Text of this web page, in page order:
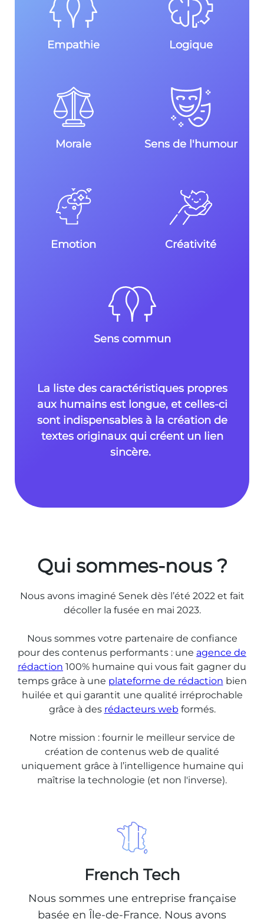
Empathie Logique
Morale Sens de l'humour
Emotion Créativité
Sens commun
La liste des caractéristiques propres
aux humains est longue, et celles-ci
sont indispensables à la création de
textes originaux qui créent un lien
sincère.
Qui sommes-nous ?
Nous avons imaginé Senek dès l’été 2022 et fait
décoller la fusée en mai 2023.
Nous sommes votre partenaire de confiance
pour des contenus performants : une agence de
rédaction 100% humaine qui vous fait gagner du
temps grâce à une plateforme de rédaction bien
huilée et qui garantit une qualité irréprochable
grâce à des rédacteurs web formés.
Notre mission : fournir le meilleur service de
création de contenus web de qualité
uniquement grâce à l’intelligence humaine qui
maîtrise la technologie (et non l'inverse).
French Tech
Nous sommes une entreprise française
basée en Île-de-France. Nous avons